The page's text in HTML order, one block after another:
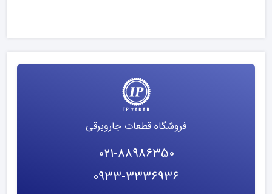
فروشگاه قطعات جاروبرقی
021-88986350
0933-3336936